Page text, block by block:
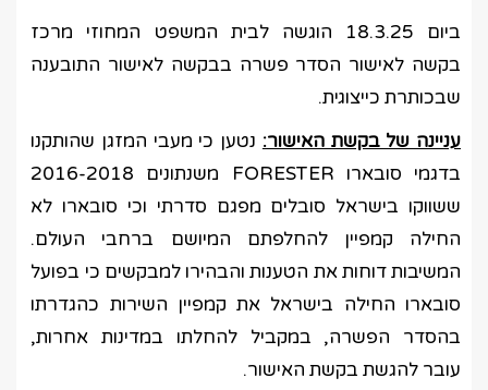
ביום 18.3.25 הוגשה לבית המשפט המחוזי מרכז
בקשה לאישור הסדר פשרה בבקשה לאישור התובענה
שבכותרת כייצוגית.
עניינה של בקשת האישור: נטען כי מעבי המזגן שהותקנו
בדגמי סובארו FORESTER משנתונים 2016-2018
ששווקו בישראל סובלים מפגם סדרתי וכי סובארו לא
החילה קמפיין להחלפתם המיושם ברחבי העולם.
המשיבות דוחות את הטענות והבהירו למבקשים כי בפועל
סובארו החילה בישראל את קמפיין השירות כהגדרתו
בהסדר הפשרה, במקביל להחלתו במדינות אחרות,
עובר להגשת בקשת האישור.